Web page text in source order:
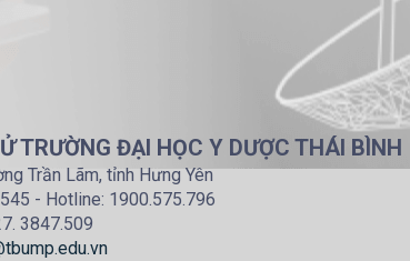
TRƯỜNG ĐẠI HỌC Y DƯỢC THÁI BÌNH
Trần Lãm, tỉnh Hưng Yên
- Hotline: 1900.575.796
3847.509